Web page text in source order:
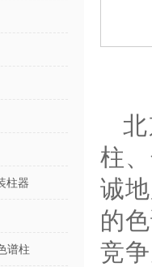
柱器
谱柱
柱
诚
的
竞